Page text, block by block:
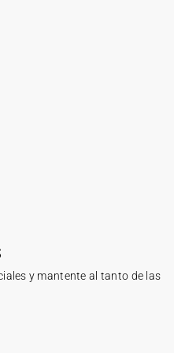
y mantente al tanto de las